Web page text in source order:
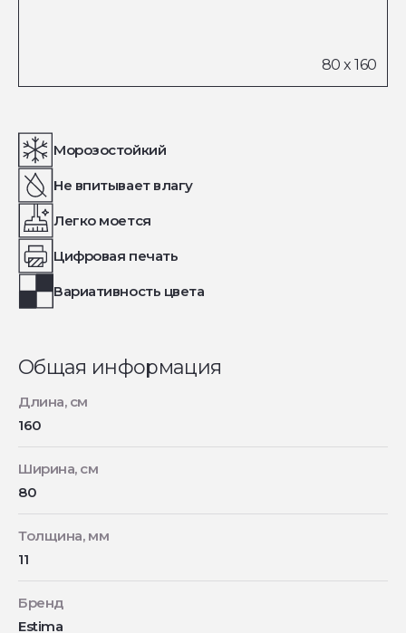
Морозостойкий
Не впитывает влагу
Легко моется
Цифровая печать
Вариативность цвета
Общая информация
Длина, см
160
Ширина, см
80
Толщина, мм
11
Бренд
Estima